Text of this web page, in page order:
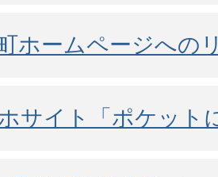
ホームページへの
サイト「ポケット